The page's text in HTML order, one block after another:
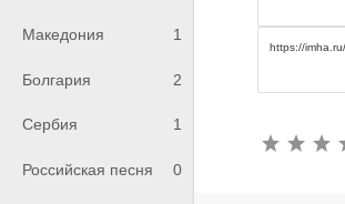
Македония 1
Болгария 2
Сербия 1
Российская песня 0